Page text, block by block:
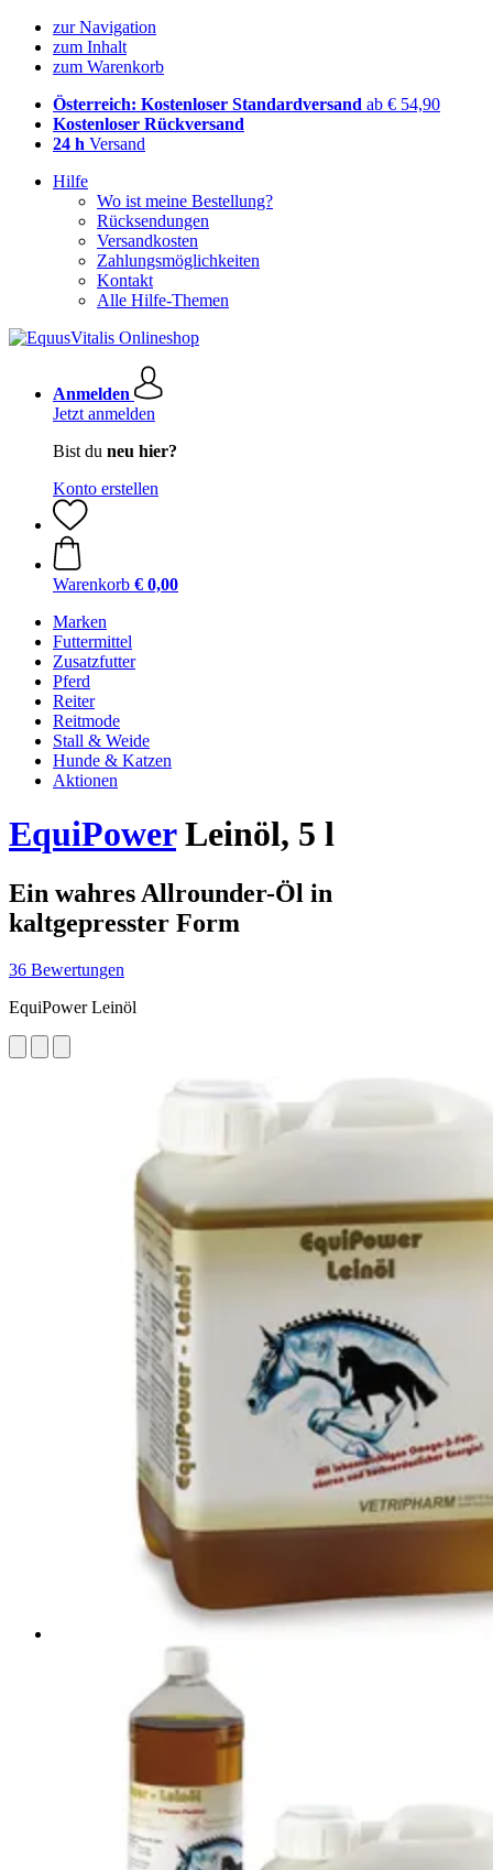
zur Navigation
zum Inhalt
zum Warenkorb
Österreich: Kostenloser Standardversand ab € 54,90
Kostenloser Rückversand
24 h Versand
Hilfe
Wo ist meine Bestellung?
Rücksendungen
Versandkosten
Zahlungsmöglichkeiten
Kontakt
Alle Hilfe-Themen
Anmelden
Jetzt anmelden
Bist du neu hier?
Konto erstellen
Warenkorb € 0,00
Marken
Futtermittel
Zusatzfutter
Pferd
Reiter
Reitmode
Stall & Weide
Hunde & Katzen
Aktionen
EquiPowerLeinöl, 5 l
Ein wahres Allrounder-Öl in
kaltgepresster Form
36 Bewertungen
EquiPower Leinöl